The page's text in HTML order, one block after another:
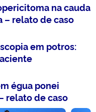
na cauda
– relato de caso
em potros:
égua ponei
relato de caso